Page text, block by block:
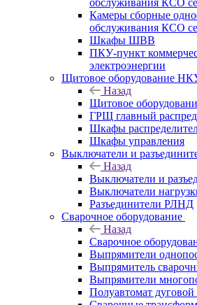
обслуживания КСО
Камеры сборные
обслуживания КСО
Шкафы ШВВ
ПКУ-пункт
электроэнергии
Щитовое оборудование
Назад
Щитовое
ГРЩ главный
Шкафы
Шкафы управления
Выключатели и
Назад
Выключатели и
Выключатели
Разъединители РЛНД
Сварочное оборудование
Назад
Сварочное
Выпрямители
Выпрямитель
Выпрямители
Полуавтомат дуговой